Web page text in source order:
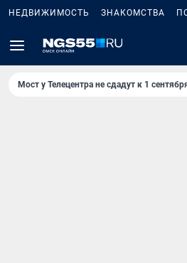
НЕДВИЖИМОСТЬ ЗНАКОМСТВА
Мост у Телецентра не сдадут к 1